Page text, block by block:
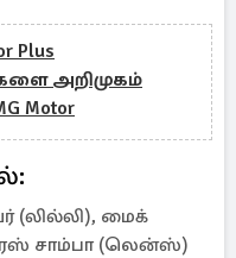
Plus
அறிமுகம்
Motor
(லில்லி), மைக்
சாம்பா (லென்ஸ்)